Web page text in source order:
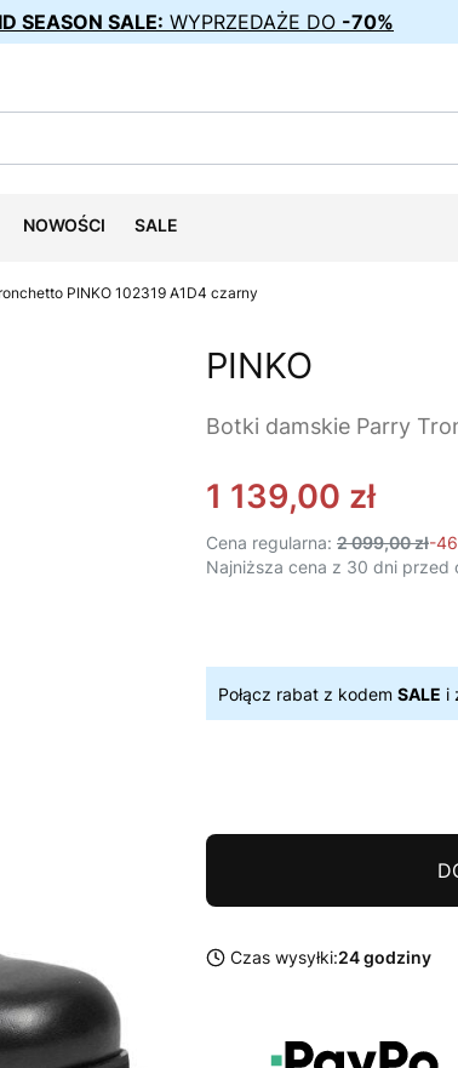
SEASON SALE: WYPRZEDAŻE DO -70%
NOWOŚCI SALE
PINKO 102319 A1D4 czarny
PINKO
Botki damskie Parry
1 139,00 zł
Cena regularna: 2 099,00 zł-
Najniższa cena z 30 dni przed
Połącz rabat z kodem SALE i
Czas wysyłki:24 godziny